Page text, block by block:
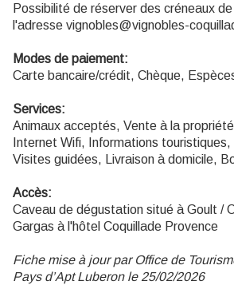
Possibilité de réserver des créneaux
l'adresse vignobles@vignobles-
Modes de paiement:
Carte bancaire/crédit, Chèque,
Services:
Animaux acceptés, Vente à la
Internet Wifi, Informations
Visites guidées, Livraison à domicile,
Accès:
Caveau de dégustation situé à Goult /
Gargas à l'hôtel Coquillade Provence
Fiche mise à jour par Office de
Pays d’Apt Luberon le 25/02/2026